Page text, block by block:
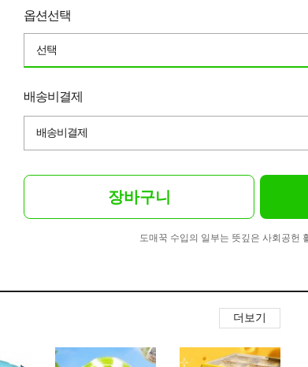
옵션선택
선택
배송비결제
배송비결제
장바구니
도매꾹 수입의 일부는 뜻깊은 사회공헌
더보기